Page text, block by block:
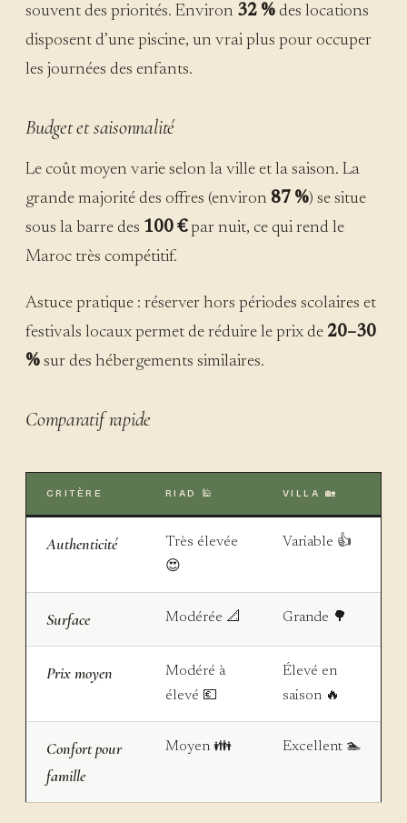
souvent des priorités. Environ 32 % des locations
disposent d’une piscine, un vrai plus pour occuper
les journées des enfants.
Budget et saisonnalité
Le coût moyen varie selon la ville et la saison. La
grande majorité des offres (environ 87 %) se situe
sous la barre des 100 €par nuit, ce qui rend le
Maroc très compétitif.
Astuce pratique : réserver hors périodes scolaires et
festivals locaux permet de réduire le prix de 20–30
% sur des hébergements similaires.
Comparatif rapide
CRITÈRE RIAD 🕌 VILLA 🏡
Authenticité
Très élevée
😍
Variable 👍
Surface Modérée 📐 Grande 🌳
Prix moyen
Modéré à
élevé 💶
Élevé en
saison 🔥
Confort pour
famille
Moyen 👪 Excellent 🏊